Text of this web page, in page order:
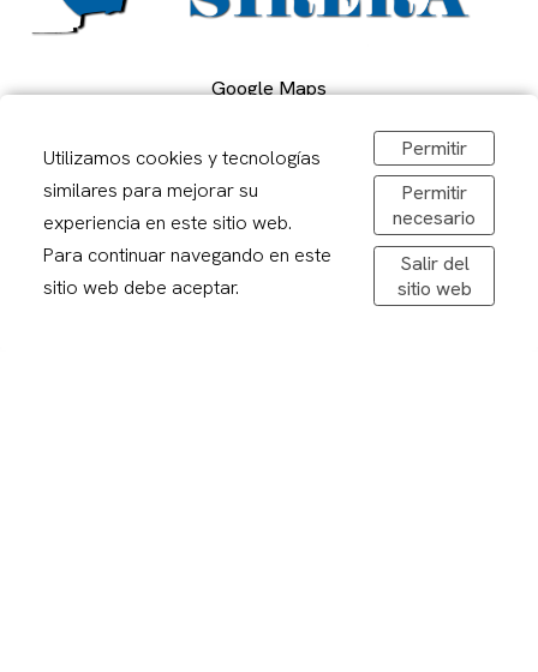
Google Maps
Carrer Alcalde Porqueres, 2, Lleida
973 241878
sirerafoto@gmail.com
Obrir a Google Maps
De dilluns a divendres: 08,30-20,00h
Utilizamos cookies y tecnologías
similares para mejorar su
experiencia en este sitio web.
Para continuar navegando en este
sitio web debe aceptar.
Permitir
Permitir
necesario
Salir del
sitio web